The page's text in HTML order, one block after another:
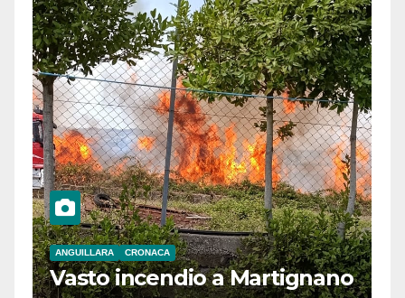
ANGUILLARA CRONACA
Vasto incendio a Martignano